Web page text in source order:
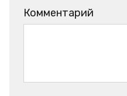
Комментарий